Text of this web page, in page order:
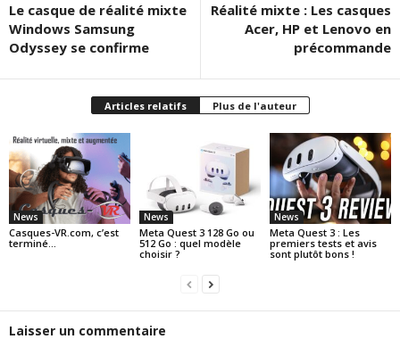
Le casque de réalité mixte
Windows Samsung
Odyssey se confirme
Réalité mixte : Les casques
Acer, HP et Lenovo en
précommande
Articles relatifs Plus de l'auteur
News
Casques-VR.com, c’est
terminé…
News
Meta Quest 3 128 Go ou
512 Go : quel modèle
choisir ?
News
Meta Quest 3 : Les
premiers tests et avis
sont plutôt bons !
Laisser un commentaire